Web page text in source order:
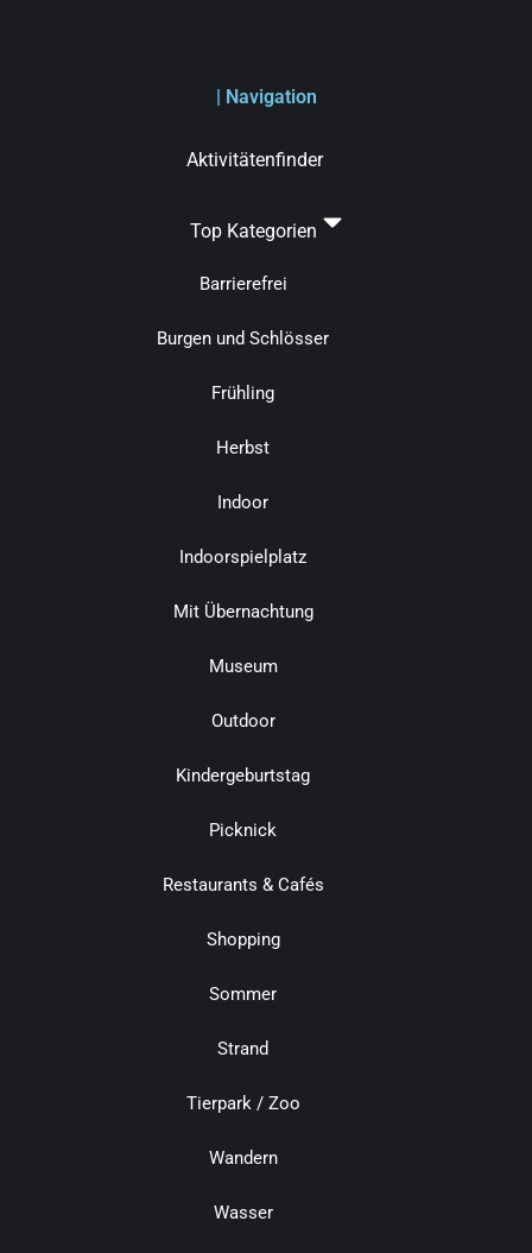
| Navigation
Aktivitätenfinder
Top Kategorien
Barrierefrei
Burgen und Schlösser
Frühling
Herbst
Indoor
Indoorspielplatz
Mit Übernachtung
Museum
Outdoor
Kindergeburtstag
Picknick
Restaurants & Cafés
Shopping
Sommer
Strand
Tierpark / Zoo
Wandern
Wasser